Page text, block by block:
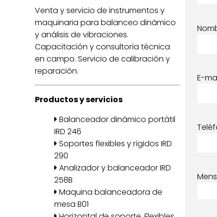
Venta y servicio de instrumentos y
maquinaria para balanceo dinámico
y análisis de vibraciones.
Capacitación y consultoría técnica
en campo. Servicio de calibración y
reparación.
Productos y servicios
Balanceador dinámico portátil
IRD 246
Soportes flexibles y rígidos IRD
290
Analizador y balanceador IRD
258B
Maquina balanceadora de
mesa B01
E-